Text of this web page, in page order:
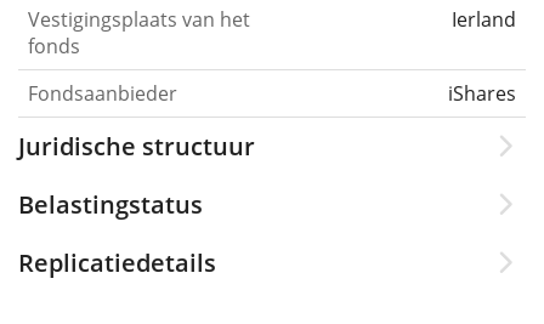
Vestigingsplaats van het
fonds
Ierland
Fondsaanbieder iShares
Juridische structuur
Belastingstatus
Replicatiedetails